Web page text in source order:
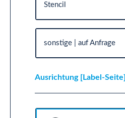
Stencil
sonstige | auf Anfrage
Ausrichtung [Label-Seite]